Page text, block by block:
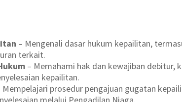
– Mengenali dasar hukum kepailitan,
terkait.
– Memahami hak dan kewajiban debitur,
kepailitan.
Mempelajari prosedur pengajuan gugatan